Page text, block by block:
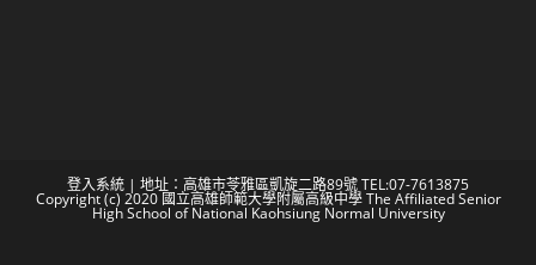
登入系統 | 地址：高雄市苓雅區凱旋二路89號 TEL:07-7613875
Copyright (c) 2020 國立高雄師範大學附屬高級中學 The Affiliated Senior
High School of National Kaohsiung Normal University